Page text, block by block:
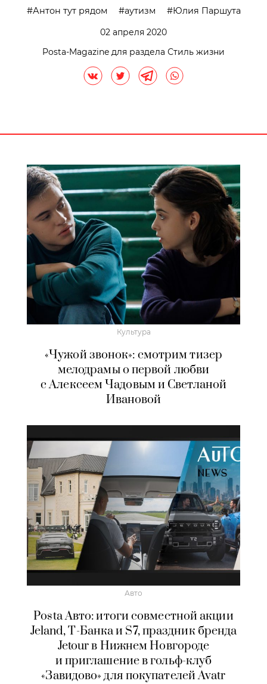
Антон тут рядом аутизм
Юлия Паршута
02 апреля 2020
Posta-Magazine для раздела Стиль жизни
Культура
«Чужой звонок»: смотрим тизер
мелодрамы о первой любви
с Алексеем Чадовым и Светланой
Ивановой
Авто
Posta Авто: итоги совместной акции
Jeland, Т-Банка и S7, праздник бренда
Jetour в Нижнем Новгороде
и приглашение в гольф-клуб
«Завидово» для покупателей Avatr